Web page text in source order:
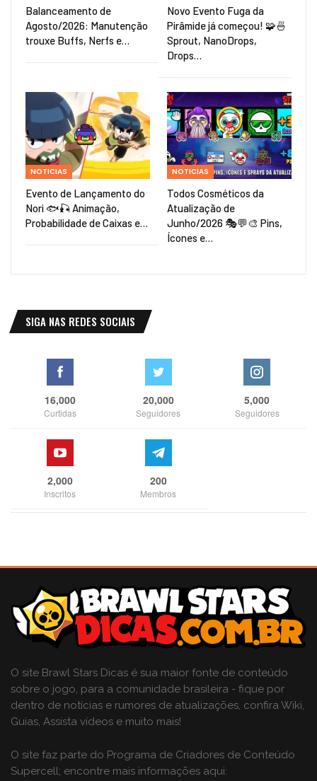
Balanceamento de
Agosto/2026: Manutenção
trouxe Buffs, Nerfs e…
Novo Evento Fuga da
Pirâmide já começou! 🧩🍜
Sprout, NanoDrops,
Drops…
NOTICIAS
Evento de Lançamento do
Nori 🐟🎣 Animação,
Probabilidade de Caixas e…
NOTICIAS
Todos Cosméticos da
Atualização de
Junho/2026 🎭💬🎨 Pins,
Ícones e…
SIGA NAS REDES SOCIAIS
16,000
Curtidas
20,000
Seguidores
5,000
Seguidores
2,000
Inscritos
200
Membros
O site Brawl Stars Dicas é sua maior fonte de conteúdo
sobre o jogo, para a comunidade brasileira - fique por
dentro de notícias e rumores de atualizações, confira Wiki,
Guias, Assista vídeos e muito mais!
O site faz parte do Programa de Criadores de Conteúdo
Supercell; encontre mais informações aqui: